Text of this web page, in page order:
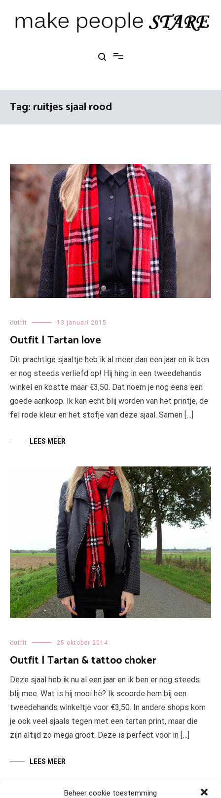
Beheer cookie toestemming
Tag:ruitjes sjaal rood
outfit 13 januari 2015
Outfit | Tartan love
Dit prachtige sjaaltje heb ik al meer dan een jaar en ik ben
er nog steeds verliefd op! Hij hing in een tweedehands
winkel en kostte maar €3,50. Dat noem je nog eens een
goede aankoop. Ik kan echt blij worden van het printje, de
fel rode kleur en het stofje van deze sjaal. Samen […]
LEES MEER
outfit 25 oktober 2014
Outfit | Tartan & tattoo choker
Deze sjaal heb ik nu al een jaar en ik ben er nog steeds
blij mee. Wat is hij mooi hè? Ik scoorde hem bij een
tweedehands winkeltje voor €3,50. In andere shops kom
je ook veel sjaals tegen met een tartan print, maar die
zijn altijd zo mega groot. Deze is perfect voor in […]
LEES MEER